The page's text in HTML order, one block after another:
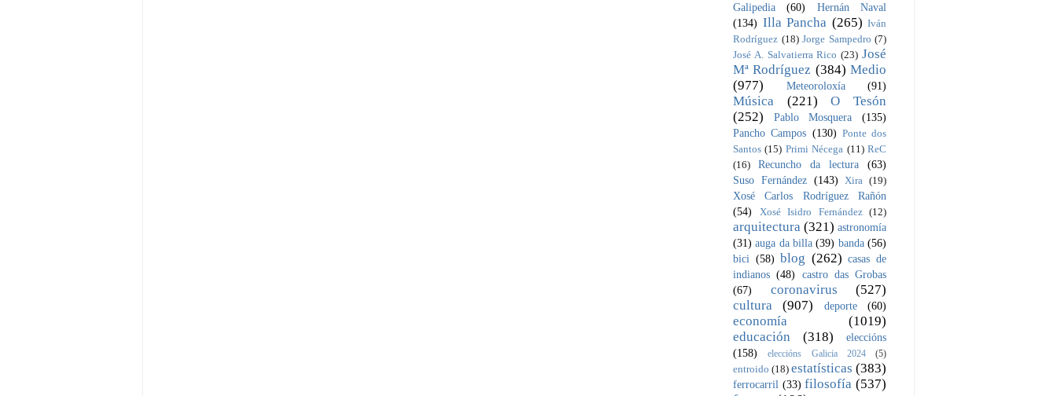
Galipedia (60)
Hernán Naval
(134) Illa Pancha (265) Iván
Rodríguez (18) Jorge Sampedro (7)
José A. Salvatierra Rico (23) José
Mª Rodríguez (384) Medio
(977)
Meteoroloxía (91)
Música (221)
O Tesón
(252)
Pablo Mosquera
(135)
Pancho Campos (130) Ponte dos
Santos (15) Primi Nécega (11) ReC
(16)
Recuncho da lectura
(63)
Suso Fernández (143) Xira (19)
Xosé Carlos Rodríguez Rañón
(54)
Xosé Isidro Fernández (12)
arquitectura (321) astronomía
(31) auga da billa (39) banda (56)
bici (58) blog (262) casas de
indianos (48)
castro das Grobas
(67)
coronavirus
(527)
cultura
(907) deporte (60)
economía
(1019)
educación
(318)
eleccións
(158)
eleccións Galicia 2024 (5)
entroido (18) estatísticas (383)
ferrocarril (33) filosofía (537)